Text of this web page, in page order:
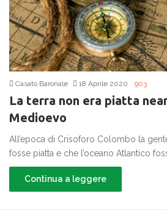
Casato Baronale 18 Aprile 2020 903
La terra non era piatta
Medioevo
All’epoca di Crisoforo Colombo la
fosse piatta e che l’oceano Atlantico
Continua a leggere